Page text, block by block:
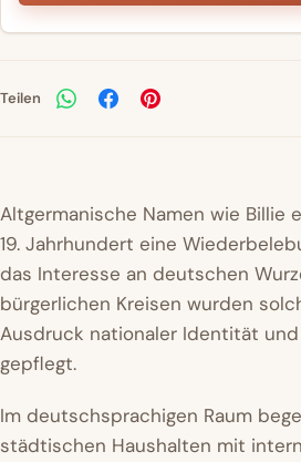
Teilen
Altgermanische Namen wie Billie
19. Jahrhundert eine
das Interesse an deutschen
bürgerlichen Kreisen wurden
Ausdruck nationaler Identität
gepflegt.
Im deutschsprachigen Raum
städtischen Haushalten mit